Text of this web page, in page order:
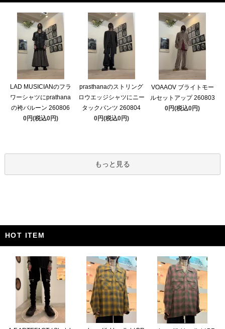
LAD MUSICIANのフラ
ワーシャツにprathana
の袴バルーン 260806
0円(税込0円)
prasthanaのストリング
ロウエッジシャツにニー
タックパンツ 260804
0円(税込0円)
VOAAOV ブライトモー
ルセットアップ 260803
0円(税込0円)
もっと見る
HOT ITEM